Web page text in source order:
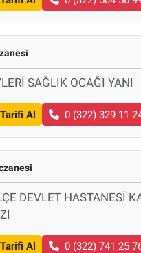
SAĞLIK OCAĞI YANI
Al 0 (322) 329 11
DEVLET HASTANESİ
Al 0 (322) 741 25